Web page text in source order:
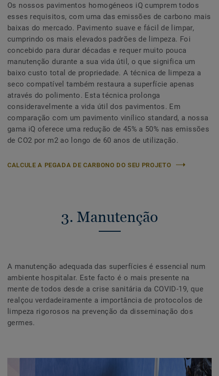
Os nossos pavimentos homogéneos iQ cumprem todos
esses requisitos, com uma das emissões de carbono mais
baixas do mercado. Pavimento suave e fácil de limpar,
cumprindo os mais elevados padrões de limpeza. Foi
concebido para durar décadas e requer muito pouca
manutenção durante a sua vida útil, o que significa um
baixo custo total de propriedade. A técnica de limpeza a
seco compatível também restaura a superfície apenas
através do polimento. Esta técnica prolonga
consideravelmente a vida útil dos pavimentos. Em
comparação com um pavimento vinílico standard, a nossa
gama iQ oferece uma redução de 45% a 50% nas emissões
de CO2 por m2 ao longo de 60 anos de utilização.
CALCULE A PEGADA DE CARBONO DO SEU PROJETO
3. Manutenção
A manutenção adequada das superfícies é essencial num
ambiente hospitalar. Este facto é o mais presente na
mente de todos desde a crise sanitária da COVID-19, que
realçou verdadeiramente a importância de protocolos de
limpeza rigorosos na prevenção da disseminação dos
germes.